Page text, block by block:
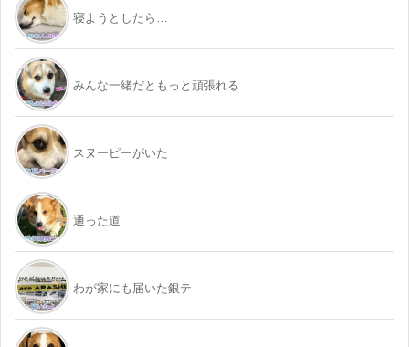
寝ようとしたら…
みんな一緒だともっと頑張れる
スヌーピーがいた
通った道
わが家にも届いた銀テ